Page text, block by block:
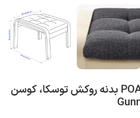
زیرپایی ایکیا POANG بدنه روکش توسکا، کوسن